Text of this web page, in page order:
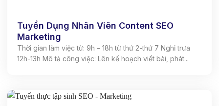
Tuyển Dụng Nhân Viên Content SEO
Marketing
Thời gian làm việc từ: 9h – 18h từ thứ 2-thứ 7 Nghỉ trưa
12h-13h Mô tả công việc: Lên kế hoạch viết bài, phát...